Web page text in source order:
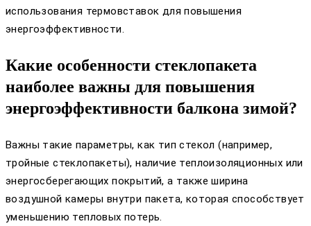
использования термовставок для повышения
энергоэффективности.
Какие особенности стеклопакета
наиболее важны для повышения
энергоэффективности балкона зимой?
Важны такие параметры, как тип стекол (например,
тройные стеклопакеты), наличие теплоизоляционных или
энергосберегающих покрытий, а также ширина
воздушной камеры внутри пакета, которая способствует
уменьшению тепловых потерь.